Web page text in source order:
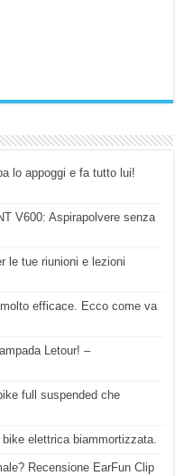
lo appoggi e fa tutto lui!
V600: Aspirapolvere senza
le tue riunioni e lezioni
efficace. Ecco come va
Letour! –
full suspended che
elettrica biammortizzata.
Recensione EarFun Clip